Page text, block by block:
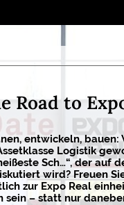
Road to
entwickeln, bauen:
Logistik
Sch…“, der auf
wird? Freuen
zur Expo Real
– statt nur